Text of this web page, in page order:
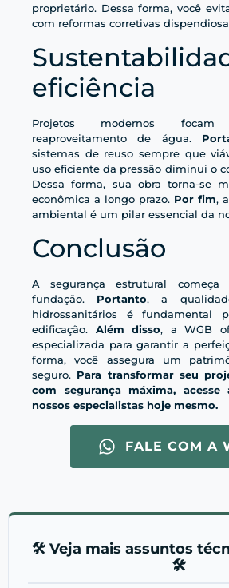
proprietário. Dessa forma, você
com reformas corretivas
eficiência
Projetos modernos
reaproveitamento de água.
sistemas de reuso sempre que
uso eficiente da pressão diminui o
Dessa forma, sua obra torna-se
econômica a longo prazo. Por fim,
ambiental é um pilar essencial da
Conclusão
A segurança estrutural
fundação. Portanto, a
hidrossanitários é fundamental
edificação. Além disso, a WGB
especializada para garantir a
forma, você assegura um
seguro. Para transformar seu
com segurança máxima, acesse
nossos especialistas hoje mesmo.
FALE COM A
🛠️ Veja mais assuntos
🛠️